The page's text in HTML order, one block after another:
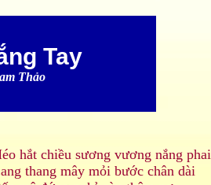
Tay
Thảo
hắt chiều sương vương nắng phai
thang mây mỏi bước chân dài